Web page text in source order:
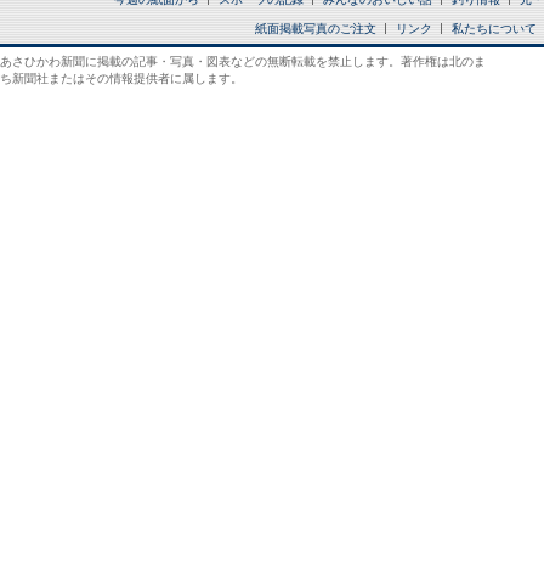
紙面掲載写真のご注文 リンク 私たちについて
あさひかわ新聞に掲載の記事・写真・図表などの無断転載を禁止します。著作権は北のま
ち新聞社またはその情報提供者に属します。